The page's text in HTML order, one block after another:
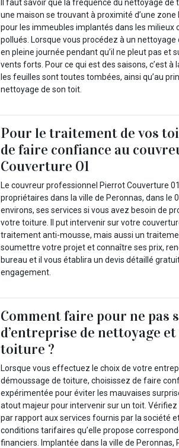
Il faut savoir que la fréquence du nettoyage de
une maison se trouvant à proximité d’une zone
pour les immeubles implantés dans les
pollués. Lorsque vous procédez à un
en pleine journée pendant qu’il ne pleut pas et
vents forts. Pour ce qui est des saisons, c’est à
les feuilles sont toutes tombées, ainsi qu’au
nettoyage de son toit.
Pour le traitement de vos
de faire confiance au
Couverture 01
Le couvreur professionnel Pierrot Couverture
propriétaires dans la ville de Peronnas, dans le
environs, ses services si vous avez besoin de
votre toiture. Il put intervenir sur votre
traitement anti-mousse, mais aussi un
soumettre votre projet et connaître ses prix,
bureau et il vous établira un devis détaillé
engagement.
Comment faire pour ne pas
d’entreprise de nettoyage
toiture ?
Lorsque vous effectuez le choix de votre
démoussage de toiture, choisissez de faire
expérimentée pour éviter les mauvaises
atout majeur pour intervenir sur un toit.
par rapport aux services fournis par la société
conditions tarifaires qu’elle propose
financiers. Implantée dans la ville de Peronnas,